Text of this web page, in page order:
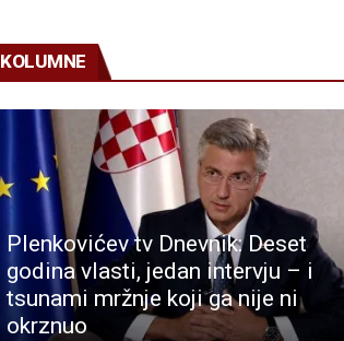
KOLUMNE
Plenkovićev tv Dnevnik: Deset
godina vlasti, jedan intervju – i
tsunami mržnje koji ga nije ni
okrznuo